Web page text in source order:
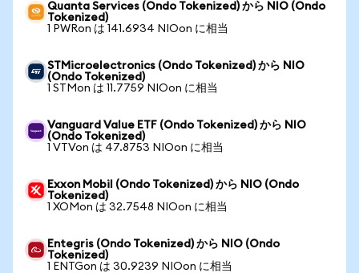
Quanta Services (Ondo Tokenized) から NIO (Ondo
Tokenized)
1 PWRon は 141.6934 NIOon に相当
STMicroelectronics (Ondo Tokenized) から NIO
(Ondo Tokenized)
1 STMon は 11.7759 NIOon に相当
Vanguard Value ETF (Ondo Tokenized) から NIO
(Ondo Tokenized)
1 VTVon は 47.8753 NIOon に相当
Exxon Mobil (Ondo Tokenized) から NIO (Ondo
Tokenized)
1 XOMon は 32.7548 NIOon に相当
Entegris (Ondo Tokenized) から NIO (Ondo
Tokenized)
1 ENTGon は 30.9239 NIOon に相当